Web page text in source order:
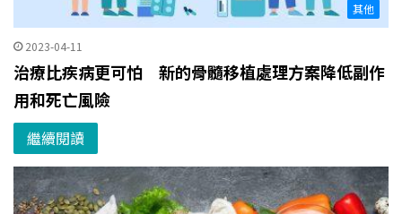
其他
2023-04-11
治療比疾病更可怕 新的骨髓移植處理方案降低副作
用和死亡風險
繼續閱讀